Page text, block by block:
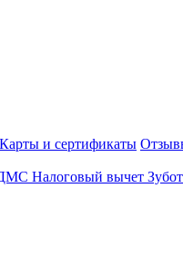
Карты и сертификаты
Налоговый вычет